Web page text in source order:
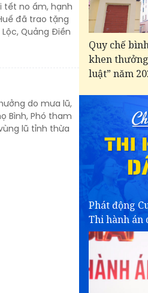
tết no ấm, hạnh
đã trao tặng
Quảng Điền
do mưa lũ,
Bình, Phó tham
lũ tỉnh thừa
Quy chế
khen
luật” năm
Phát động
Thi hành án